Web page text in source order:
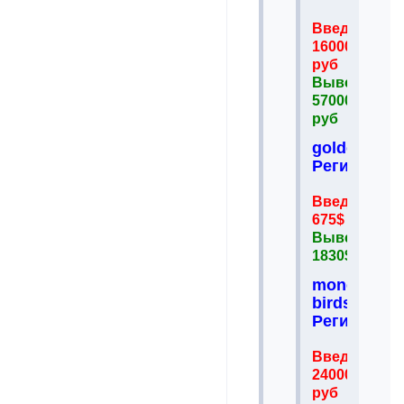
Введено
16000
руб
Вывел
57000
руб
Введено
675$
Вывел
1830$
money-
birds.es
Введено
24000
руб